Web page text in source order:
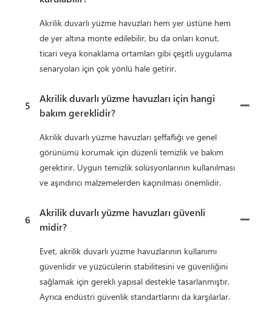
Akrilik duvarlı yüzme havuzları hem yer üstüne hem
de yer altına monte edilebilir, bu da onları konut,
ticari veya konaklama ortamları gibi çeşitli uygulama
senaryoları için çok yönlü hale getirir.
5
Akrilik duvarlı yüzme havuzları için hangi
bakım gereklidir?
Akrilik duvarlı yüzme havuzları şeffaflığı ve genel
görünümü korumak için düzenli temizlik ve bakım
gerektirir. Uygun temizlik solüsyonlarının kullanılması
ve aşındırıcı malzemelerden kaçınılması önemlidir.
6
Akrilik duvarlı yüzme havuzları güvenli
midir?
Evet, akrilik duvarlı yüzme havuzlarının kullanımı
güvenlidir ve yüzücülerin stabilitesini ve güvenliğini
sağlamak için gerekli yapısal destekle tasarlanmıştır.
Ayrıca endüstri güvenlik standartlarını da karşılarlar.